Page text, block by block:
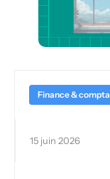
Finance & compta
15 juin 2026